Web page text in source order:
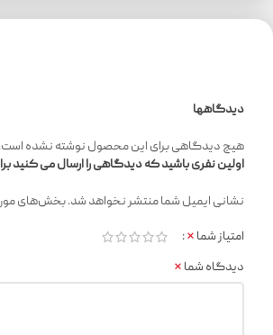
دیدگاهها
هیچ دیدگاهی برای این محصول نوشته نشده است.
اولین نفری باشید که دیدگاهی را ارسال می کنید برای
نشانی ایمیل شما منتشر نخواهد شد.بخش‌های
امتیاز شما *
دیدگاه شما *